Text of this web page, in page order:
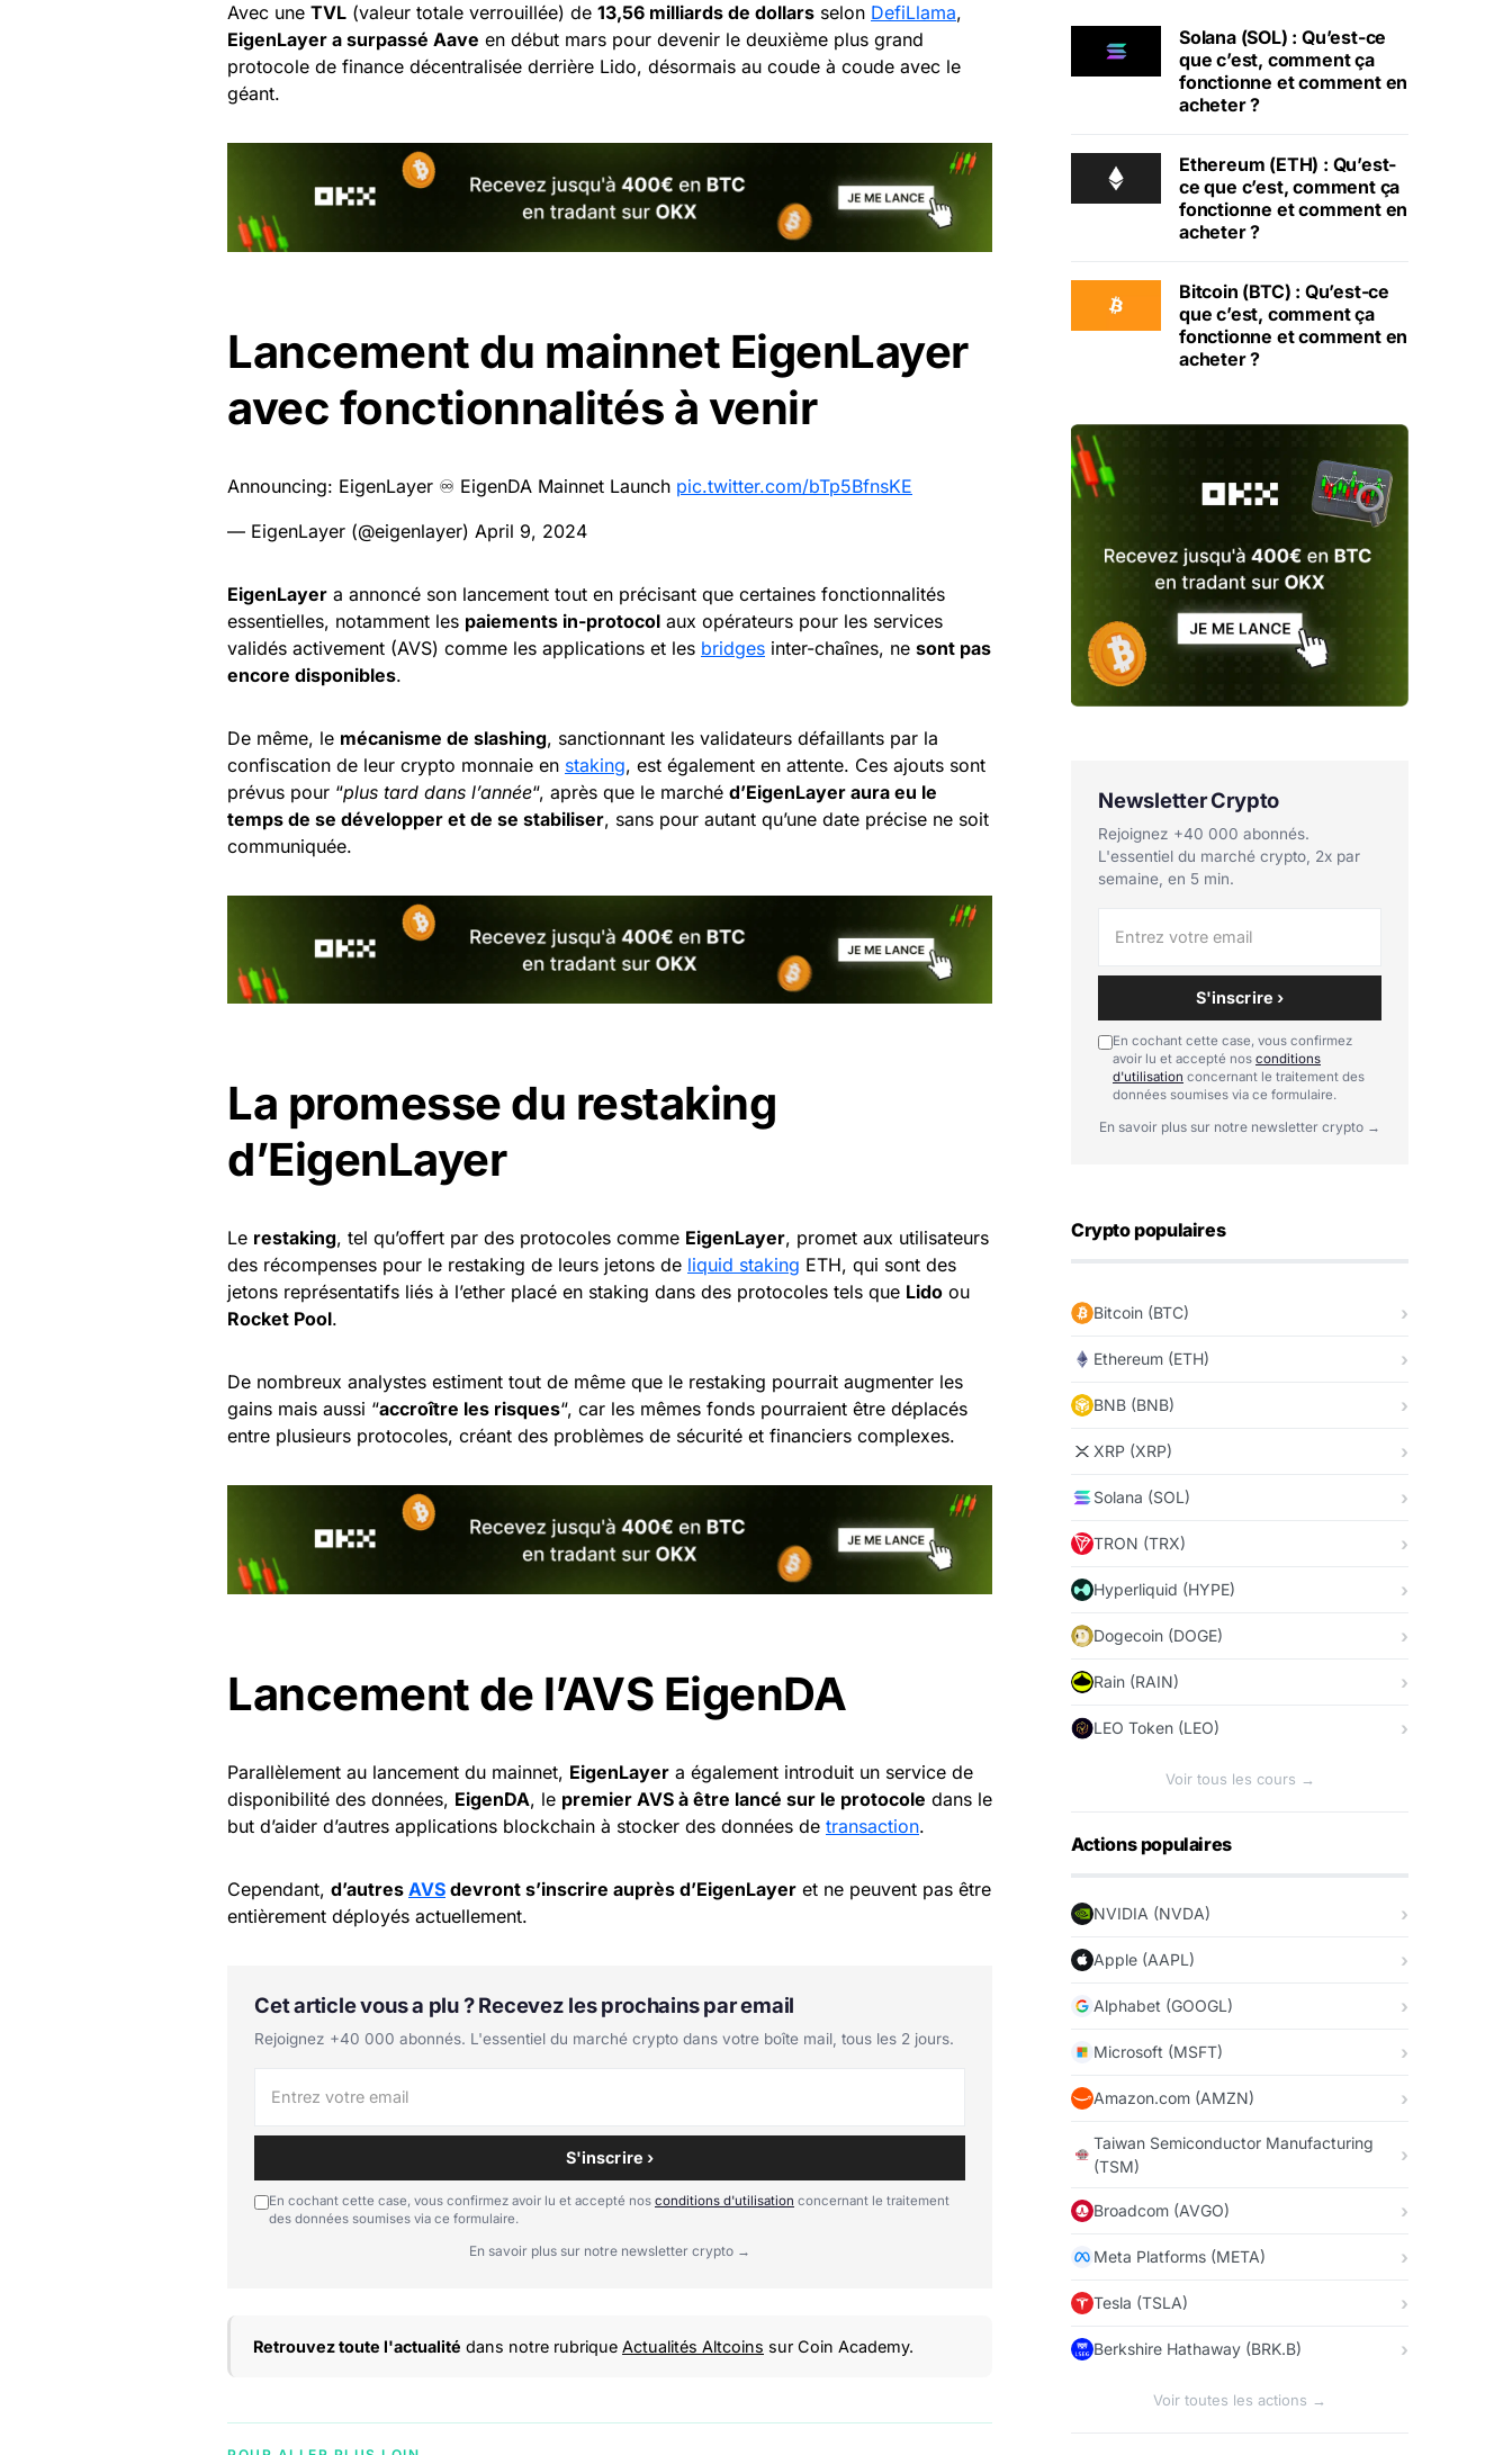
Avec une TVL (valeur totale verrouillée) de 13,56 milliards de dollars selon DefiLlama,
EigenLayer a surpassé Aave en début mars pour devenir le deuxième plus grand
protocole de finance décentralisée derrière Lido, désormais au coude à coude avec le
géant.
Lancement du mainnet EigenLayer
avec fonctionnalités à venir
Announcing: EigenLayer ♾ EigenDA Mainnet Launch pic.twitter.com/bTp5BfnsKE
— EigenLayer (@eigenlayer) April 9, 2024
EigenLayer a annoncé son lancement tout en précisant que certaines fonctionnalités
essentielles, notamment les paiements in-protocol aux opérateurs pour les services
validés activement (AVS) comme les applications et les bridges inter-chaînes, ne sont pas
encore disponibles.
De même, le mécanisme de slashing, sanctionnant les validateurs défaillants par la
confiscation de leur crypto monnaie en staking, est également en attente. Ces ajouts sont
prévus pour “plus tard dans l’année“, après que le marché d’EigenLayer aura eu le
temps de se développer et de se stabiliser, sans pour autant qu’une date précise ne soit
communiquée.
La promesse du restaking
d’EigenLayer
Le restaking, tel qu’offert par des protocoles comme EigenLayer, promet aux utilisateurs
des récompenses pour le restaking de leurs jetons de liquid staking ETH, qui sont des
jetons représentatifs liés à l’ether placé en staking dans des protocoles tels que Lido ou
Rocket Pool.
De nombreux analystes estiment tout de même que le restaking pourrait augmenter les
gains mais aussi “accroître les risques“, car les mêmes fonds pourraient être déplacés
entre plusieurs protocoles, créant des problèmes de sécurité et financiers complexes.
Lancement de l’AVS EigenDA
Parallèlement au lancement du mainnet, EigenLayer a également introduit un service de
disponibilité des données, EigenDA, le premier AVS à être lancé sur le protocole dans le
but d’aider d’autres applications blockchain à stocker des données de transaction.
Cependant, d’autres AVS devront s’inscrire auprès d’EigenLayer et ne peuvent pas être
entièrement déployés actuellement.
Cet article vous a plu ? Recevez les prochains par email
Rejoignez +40 000 abonnés. L'essentiel du marché crypto dans votre boîte mail, tous les 2 jours.
S'inscrire ›
En cochant cette case, vous confirmez avoir lu et accepté nos conditions d'utilisation concernant le traitement
des données soumises via ce formulaire.
En savoir plus sur notre newsletter crypto →
Retrouvez toute l'actualité dans notre rubrique Actualités Altcoins sur Coin Academy.
Solana (SOL) : Qu’est-ce
que c’est, comment ça
fonctionne et comment en
acheter ?
Ethereum (ETH) : Qu’est-
ce que c’est, comment ça
fonctionne et comment en
acheter ?
Bitcoin (BTC) : Qu’est-ce
que c’est, comment ça
fonctionne et comment en
acheter ?
Newsletter Crypto
Rejoignez +40 000 abonnés.
L'essentiel du marché crypto, 2x par
semaine, en 5 min.
S'inscrire ›
En cochant cette case, vous confirmez
avoir lu et accepté nos conditions
d'utilisation concernant le traitement des
données soumises via ce formulaire.
En savoir plus sur notre newsletter crypto →
Crypto populaires
Bitcoin (BTC)
Ethereum (ETH)
BNB (BNB)
XRP (XRP)
Solana (SOL)
TRON (TRX)
Hyperliquid (HYPE)
Dogecoin (DOGE)
Rain (RAIN)
LEO Token (LEO)
Voir tous les cours →
Actions populaires
NVIDIA (NVDA)
Apple (AAPL)
Alphabet (GOOGL)
Microsoft (MSFT)
Amazon.com (AMZN)
Taiwan Semiconductor Manufacturing
(TSM)
Broadcom (AVGO)
Meta Platforms (META)
Tesla (TSLA)
Berkshire Hathaway (BRK.B)
Voir toutes les actions →